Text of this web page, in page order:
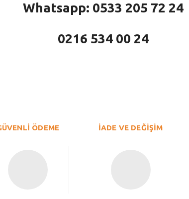
Whatsapp: 0533 205 72 24
0216 534 00 24
ÖDEME İADE VE DEĞİŞİM